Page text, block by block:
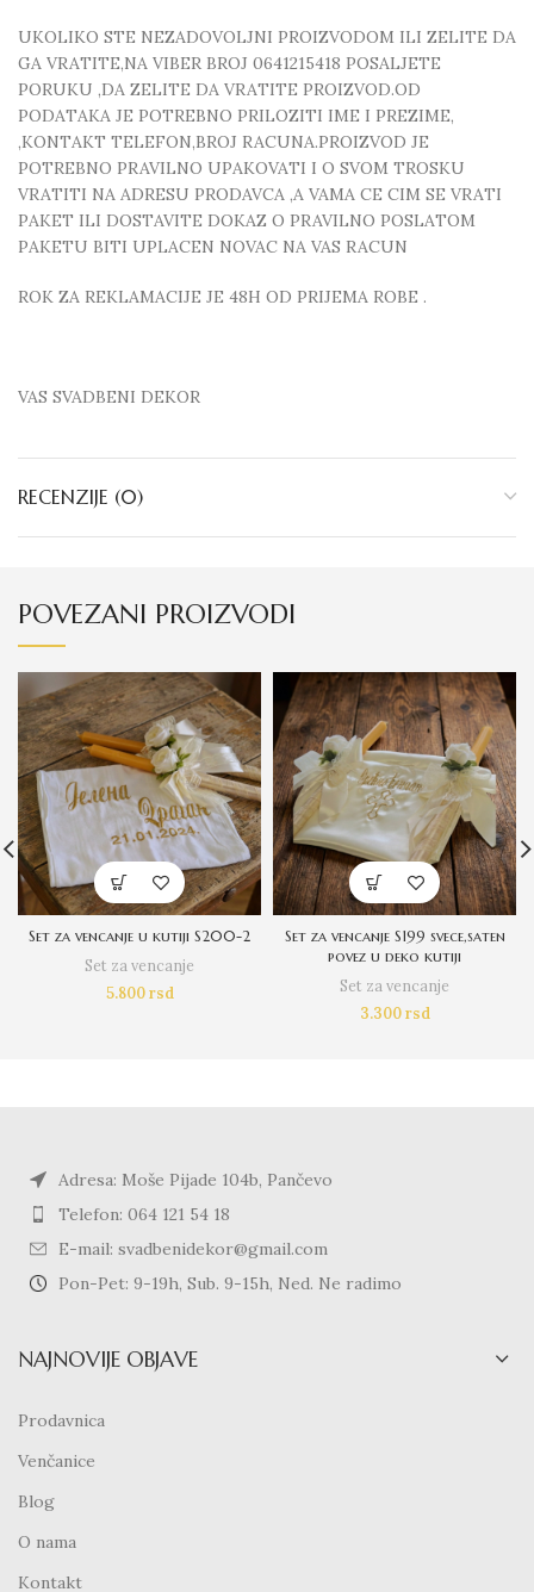
UKOLIKO STE NEZADOVOLJNI PROIZVODOM ILI ZELITE DA
GA VRATITE,NA VIBER BROJ 0641215418 POSALJETE
PORUKU ,DA ZELITE DA VRATITE PROIZVOD.OD
PODATAKA JE POTREBNO PRILOZITI IME I PREZIME,
,KONTAKT TELEFON,BROJ RACUNA.PROIZVOD JE
POTREBNO PRAVILNO UPAKOVATI I O SVOM TROSKU
VRATITI NA ADRESU PRODAVCA ,A VAMA CE CIM SE VRATI
PAKET ILI DOSTAVITE DOKAZ O PRAVILNO POSLATOM
PAKETU BITI UPLACEN NOVAC NA VAS RACUN
ROK ZA REKLAMACIJE JE 48H OD PRIJEMA ROBE .
VAS SVADBENI DEKOR
RECENZIJE (0)
POVEZANI PROIZVODI
Set za vencanje u kutiji S200-2
Set za vencanje
5.800rsd
Set za vencanje S199 svece,saten
povez u deko kutiji
Set za vencanje
3.300rsd
Adresa: Moše Pijade 104b, Pančevo
Telefon: 064 121 54 18
E-mail: svadbenidekor@gmail.com
Pon-Pet: 9-19h, Sub. 9-15h, Ned. Ne radimo
NAJNOVIJE OBJAVE
Prodavnica
Venčanice
Blog
O nama
Kontakt